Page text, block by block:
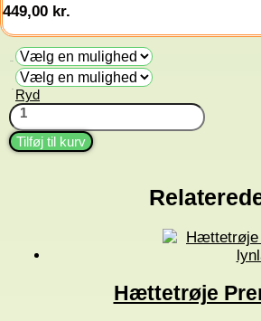
449,00 kr.
Ryd
Jakke
Fleece
antal
Tilføj til kurv
Hættetrøje